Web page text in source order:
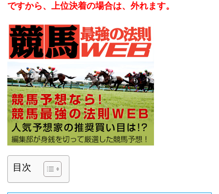
ですから、上位決着の場合は、外れます。
目次